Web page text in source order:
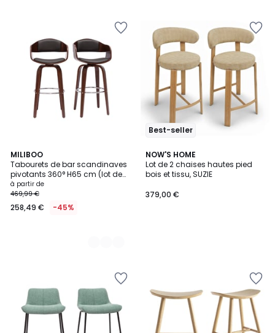
MILIBOO
Tabourets de bar scandinaves
pivotants 360° H65 cm (lot de
2) GAO
à partir de
469,99 €
258,49 € -45%
2
Couleurs
Best-seller
NOW'S HOME
Lot de 2 chaises hautes pied
bois et tissu, SUZIE
379,00 €